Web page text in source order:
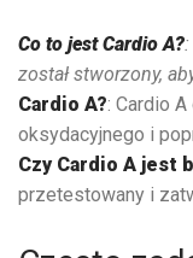
Co to jest Cardio A?
został stworzony,
Cardio A?: Cardio
oksydacyjnego i
Czy Cardio A jest
przetestowany i